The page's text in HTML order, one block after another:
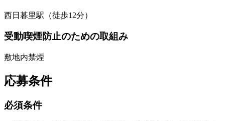
西日暮里駅（徒歩12分）
受動喫煙防止のための取組み
敷地内禁煙
応募条件
必須条件